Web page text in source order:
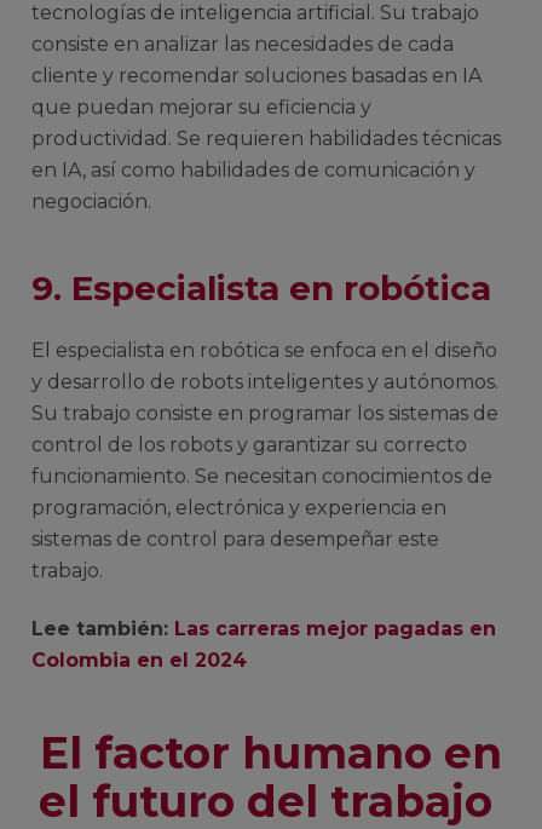
tecnologías de inteligencia artificial. Su trabajo
consiste en analizar las necesidades de cada
cliente y recomendar soluciones basadas en IA
que puedan mejorar su eficiencia y
productividad. Se requieren habilidades técnicas
en IA, así como habilidades de comunicación y
negociación.
9. Especialista en robótica
El especialista en robótica se enfoca en el diseño
y desarrollo de robots inteligentes y autónomos.
Su trabajo consiste en programar los sistemas de
control de los robots y garantizar su correcto
funcionamiento. Se necesitan conocimientos de
programación, electrónica y experiencia en
sistemas de control para desempeñar este
trabajo.
Lee también: Las carreras mejor pagadas en
Colombia en el 2024
El factor humano en
el futuro del trabajo